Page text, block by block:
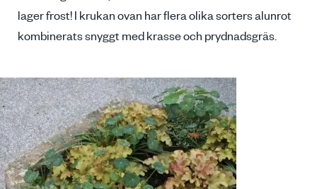
lager frost! I krukan ovan har flera olika sorters alunrot
kombinerats snyggt med krasse och prydnadsgräs.